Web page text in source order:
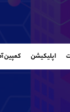
اپلیکیشن کمپین